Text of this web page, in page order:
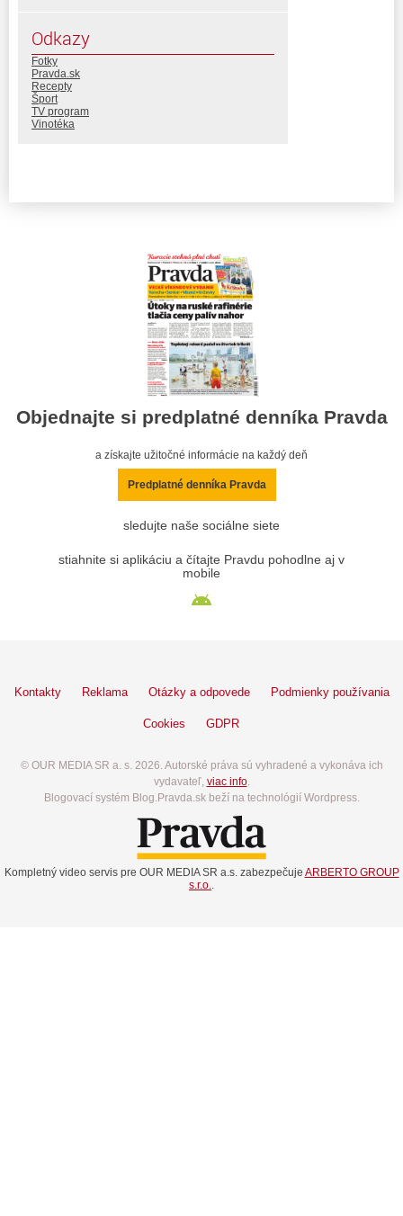
Odkazy
Fotky
Pravda.sk
Recepty
Šport
TV program
Vinotéka
Objednajte si predplatné denníka Pravda
a získajte užitočné informácie na každý deň
Predplatné denníka Pravda
sledujte naše sociálne siete
stiahnite si aplikáciu a čítajte Pravdu pohodlne aj v
mobile
Kontakty Reklama Otázky a odpovede Podmienky používania
Cookies GDPR
© OUR MEDIA SR a. s. 2026. Autorské práva sú vyhradené a vykonáva ich
vydavateľ, viac info.
Blogovací systém Blog.Pravda.sk beží na technológií Wordpress.
Kompletný video servis pre OUR MEDIA SR a.s. zabezpečuje ARBERTO GROUP
s.r.o.